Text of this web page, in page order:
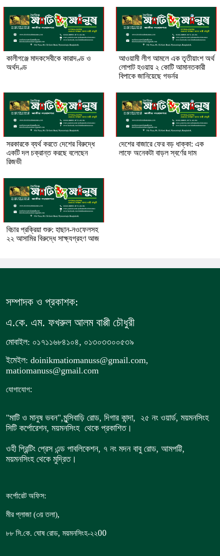
কালীগঞ্জে মাদকসেবীকে কারাদণ্ড ও
অর্থদণ্ড
আওয়ামী লীগ আমলে এক তৃতীয়াংশ অর্থ
লোপাট হওয়ায় ২ কোটি আমানতকারী
বিপাকে জানিয়েছে গভর্নর
সরকারকে ব্যর্থ করতে দেশের বিরুদ্ধে
একটি দল চক্রান্ত করছে বলেছেন
রিজভী
দেশের বাজারে ফের বড় ধাক্কা: এক
লাফে অনেকটা বাড়ল স্বর্ণের দাম
বিচার প্রক্রিয়া শুরু: হাছান-নওফেলসহ
২২ আসামির বিরুদ্ধে সাক্ষ্যগ্রহণ আজ
সম্পাদক ও প্রকাশক:
এ.কে. এম. ফখরুল আলম বাপ্পী চৌধুরী
মোবাইল: ০১৭১১৬৮৪১০৪, ০১৩০৩৩০০৫৩৯
ইমেইল: doinikmatiomanuss@gmail.com,
matiomanuss@gmail.com
যোগাযোগ:
"মাটি ও মানুষ ভবন",মুন্সিবাড়ি রোড, দিগার কান্দা, ২৫ নং ওয়ার্ড, ময়মনসিংহ
সিটি কর্পোরেশন, ময়মনসিংহ থেকে প্রকাশিত।
ওহী প্রিন্টিং প্রেস এন্ড পাবলিকেশন, ৭ নং মদন বাবু রোড, আমপট্টি,
ময়মনসিংহ থেকে মুদ্রিত।
কর্পোরেট অফিস:
মীর প্লাজা (৩য় তলা),
৮৮ সি.কে. ঘোষ রোড, ময়মনসিংহ-২২00